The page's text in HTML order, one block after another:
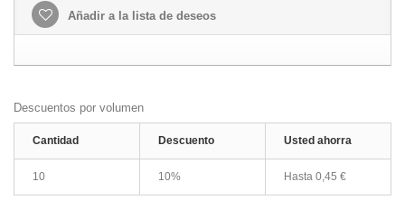
Añadir a la lista de deseos
Descuentos por volumen
Cantidad Descuento Usted ahorra
10 10% Hasta 0,45 €